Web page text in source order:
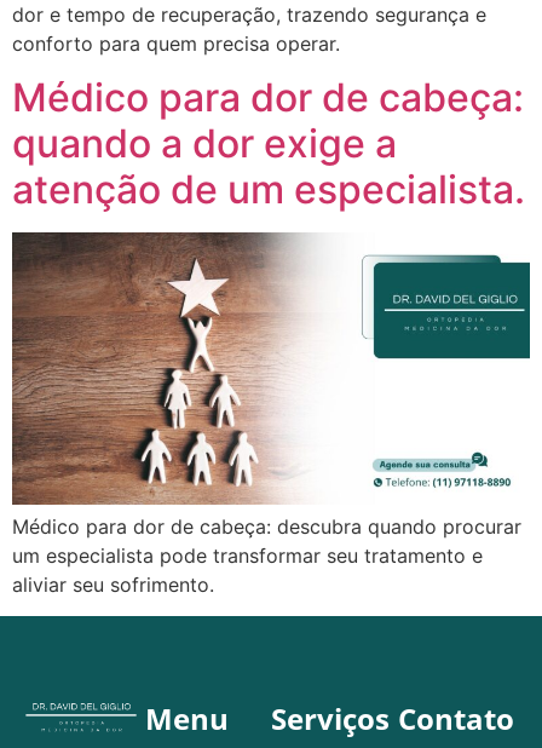
dor e tempo de recuperação, trazendo segurança e
conforto para quem precisa operar.
Médico para dor de cabeça:
quando a dor exige a
atenção de um especialista.
Médico para dor de cabeça: descubra quando procurar
um especialista pode transformar seu tratamento e
aliviar seu sofrimento.
Menu Serviços Contato